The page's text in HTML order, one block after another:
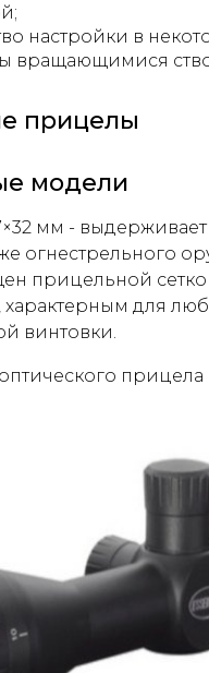
настройки в
вращающимися
прицелы
модели
мм -
огнестрельного
прицельной
характерным для
винтовки.
прицела